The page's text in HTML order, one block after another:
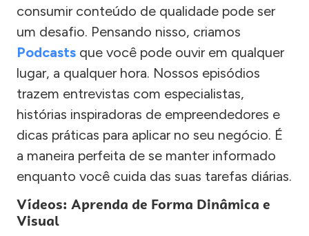
consumir conteúdo de qualidade pode ser
um desafio. Pensando nisso, criamos
Podcasts que você pode ouvir em qualquer
lugar, a qualquer hora. Nossos episódios
trazem entrevistas com especialistas,
histórias inspiradoras de empreendedores e
dicas práticas para aplicar no seu negócio. É
a maneira perfeita de se manter informado
enquanto você cuida das suas tarefas diárias.
Vídeos: Aprenda de Forma Dinâmica e
Visual